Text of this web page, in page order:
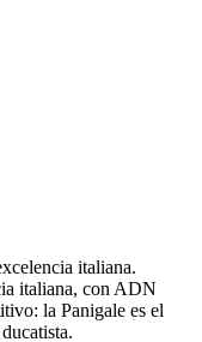
italiana.
italiana, con ADN
la Panigale es el